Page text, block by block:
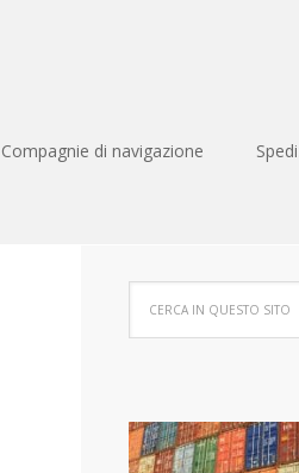
Compagnie di navigazione